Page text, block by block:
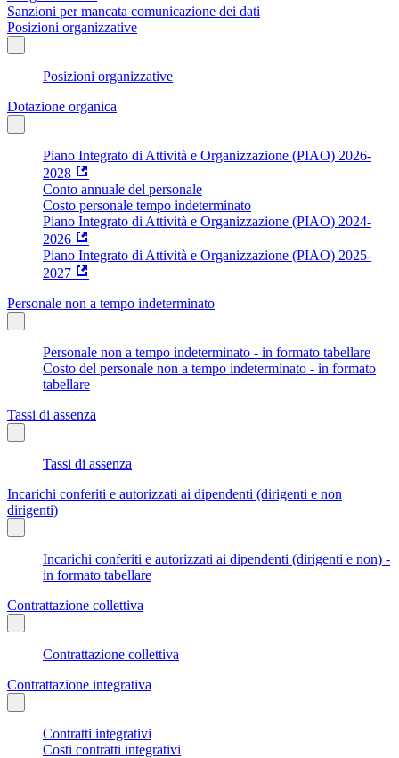
Sanzioni per mancata comunicazione dei dati
Posizioni organizzative
Posizioni organizzative
Dotazione organica
Piano Integrato di Attività e Organizzazione (PIAO) 2026-
2028
Conto annuale del personale
Costo personale tempo indeterminato
Piano Integrato di Attività e Organizzazione (PIAO) 2024-
2026
Piano Integrato di Attività e Organizzazione (PIAO) 2025-
2027
Personale non a tempo indeterminato
Personale non a tempo indeterminato - in formato tabellare
Costo del personale non a tempo indeterminato - in formato
tabellare
Tassi di assenza
Tassi di assenza
Incarichi conferiti e autorizzati ai dipendenti (dirigenti e non
dirigenti)
Incarichi conferiti e autorizzati ai dipendenti (dirigenti e non) -
in formato tabellare
Contrattazione collettiva
Contrattazione collettiva
Contrattazione integrativa
Contratti integrativi
Costi contratti integrativi